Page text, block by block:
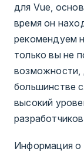
для Vue,
время он
рекомендуем
только вы не
возможности,
большинстве
высокий
Информация о